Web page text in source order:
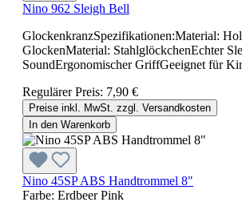
Nino 962 Sleigh Bell
GlockenkranzSpezifikationen:Material:
GlockenMaterial: StahlglöckchenEchter
SoundErgonomischer GriffGeeignet für
Regulärer Preis: 7,90 €
Preise inkl. MwSt. zzgl. Versandkosten
In den Warenkorb
Nino 45SP ABS Handtrommel 8"
Farbe: Erdbeer Pink